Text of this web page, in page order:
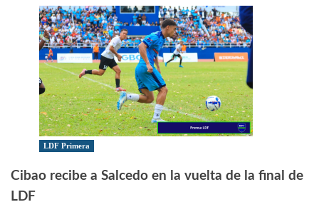
LDF Primera
Cibao recibe a Salcedo en la vuelta de la final de
LDF